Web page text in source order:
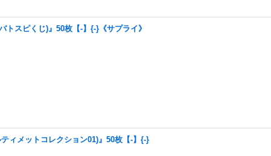
スピくじ)』50枚【-】{-}《サプライ》
ィメットコレクション01)』50枚【-】{-}